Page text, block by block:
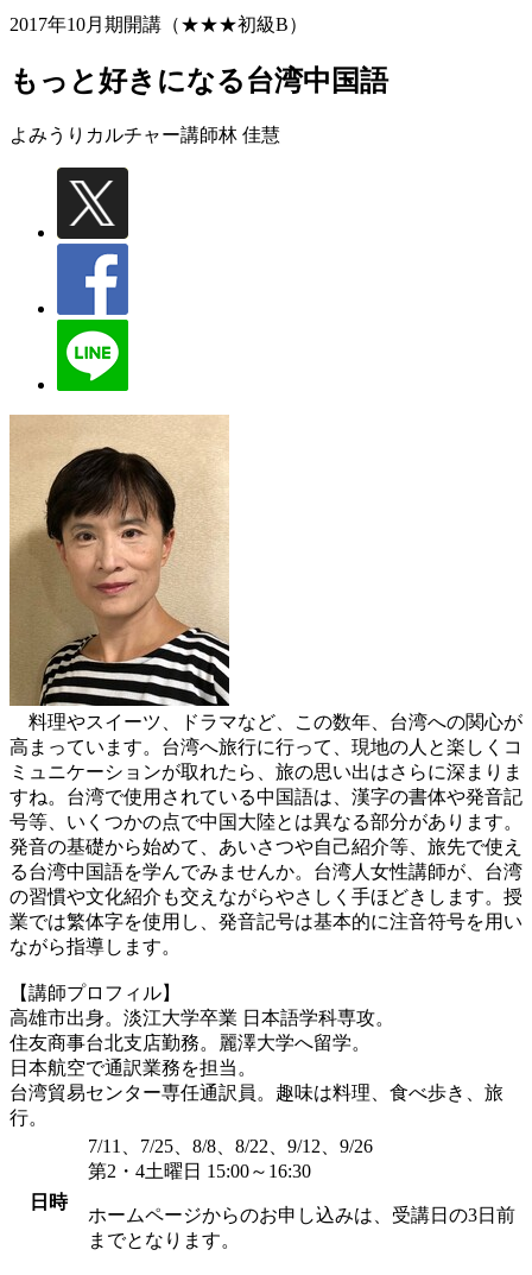
2017年10月期開講（★★★初級B）
もっと好きになる台湾中国語
よみうりカルチャー講師林 佳慧
料理やスイーツ、ドラマなど、この数年、台湾への関心が
高まっています。台湾へ旅行に行って、現地の人と楽しくコ
ミュニケーションが取れたら、旅の思い出はさらに深まりま
すね。台湾で使用されている中国語は、漢字の書体や発音記
号等、いくつかの点で中国大陸とは異なる部分があります。
発音の基礎から始めて、あいさつや自己紹介等、旅先で使え
る台湾中国語を学んでみませんか。台湾人女性講師が、台湾
の習慣や文化紹介も交えながらやさしく手ほどきします。授
業では繁体字を使用し、発音記号は基本的に注音符号を用い
ながら指導します。
【講師プロフィル】
高雄市出身。淡江大学卒業 日本語学科専攻。
住友商事台北支店勤務。麗澤大学へ留学。
日本航空で通訳業務を担当。
台湾貿易センター専任通訳員。趣味は料理、食べ歩き、旅
行。
日時
7/11、7/25、8/8、8/22、9/12、9/26
第2・4土曜日 15:00～16:30
ホームページからのお申し込みは、受講日の3日前
までとなります。